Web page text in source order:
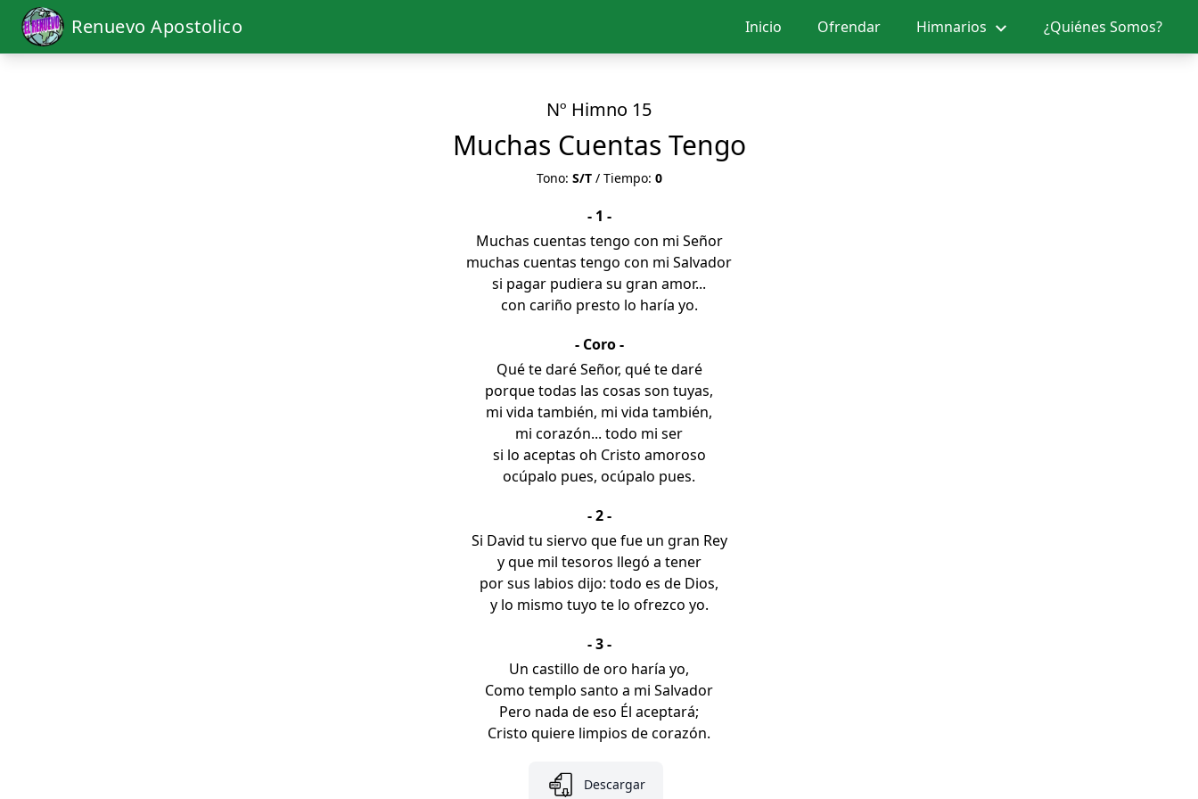
Renuevo Apostolico Inicio Ofrendar Himnarios ¿Quiénes Somos?
Nº Himno 15
Muchas Cuentas Tengo
Tono: S/T/ Tiempo: 0
- 1 -
Muchas cuentas tengo con mi Señor
muchas cuentas tengo con mi Salvador
si pagar pudiera su gran amor...
con cariño presto lo haría yo.
- Coro -
Qué te daré Señor, qué te daré
porque todas las cosas son tuyas,
mi vida también, mi vida también,
mi corazón... todo mi ser
si lo aceptas oh Cristo amoroso
ocúpalo pues, ocúpalo pues.
- 2 -
Si David tu siervo que fue un gran Rey
y que mil tesoros llegó a tener
por sus labios dijo: todo es de Dios,
y lo mismo tuyo te lo ofrezco yo.
- 3 -
Un castillo de oro haría yo,
Como templo santo a mi Salvador
Pero nada de eso Él aceptará;
Cristo quiere limpios de corazón.
Descargar